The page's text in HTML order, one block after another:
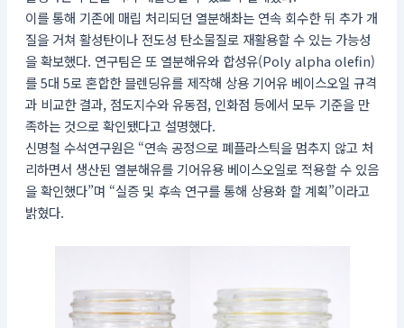
이를 통해 기존에 매립 처리되던 열분해촤는 연속 회수한 뒤 추가 개
질을 거쳐 활성탄이나 전도성 탄소물질로 재활용할 수 있는 가능성
을 확보했다. 연구팀은 또 열분해유와 합성유(Poly alpha olefin)
를 5대 5로 혼합한 블렌딩유를 제작해 상용 기어유 베이스오일 규격
과 비교한 결과, 점도지수와 유동점, 인화점 등에서 모두 기준을 만
족하는 것으로 확인됐다고 설명했다.
신명철 수석연구원은 “연속 공정으로 폐플라스틱을 멈추지 않고 처
리하면서 생산된 열분해유를 기어유용 베이스오일로 적용할 수 있음
을 확인했다”며 “실증 및 후속 연구를 통해 상용화 할 계획”이라고
밝혔다.